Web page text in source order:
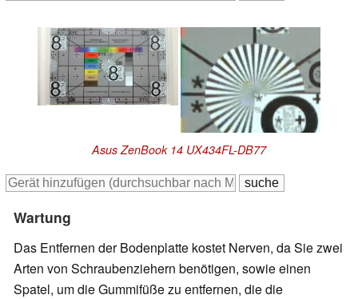
Asus ZenBook 14 UX434FL-DB77
Wartung
Das Entfernen der Bodenplatte kostet Nerven, da Sie zwei
Arten von Schraubenziehern benötigen, sowie einen
Spatel, um die Gummifüße zu entfernen, die die